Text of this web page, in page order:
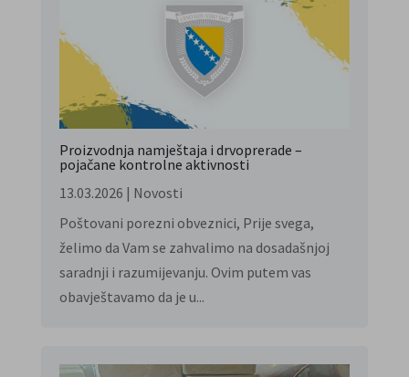
Proizvodnja namještaja i drvoprerade –
pojačane kontrolne aktivnosti
13.03.2026 | Novosti
Poštovani porezni obveznici, Prije svega,
želimo da Vam se zahvalimo na dosadašnjoj
saradnji i razumijevanju. Ovim putem vas
obavještavamo da je u...